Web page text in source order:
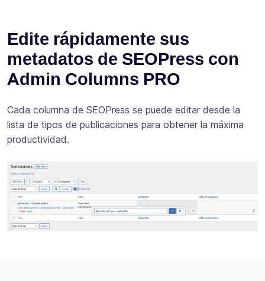
Edite rápidamente sus
metadatos de SEOPress con
Admin Columns PRO
Cada columna de SEOPress se puede editar desde la
lista de tipos de publicaciones para obtener la máxima
productividad.